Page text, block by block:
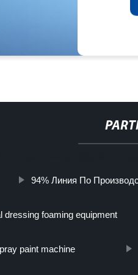
94% Линия По
dressing foaming equipment
paint machine